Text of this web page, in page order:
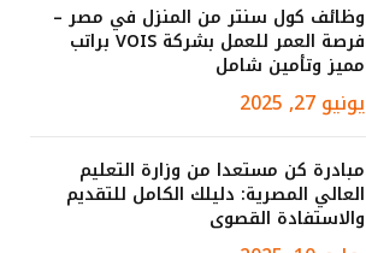
وظائف كول سنتر من المنزل في مصر –
فرصة العمر للعمل بشركة VOIS براتب
مميز وتأمين شامل
يونيو 27, 2025
مبادرة كن مستعدا من وزارة التعليم
العالي المصرية: دليلك الكامل للتقديم
والاستفادة القصوى